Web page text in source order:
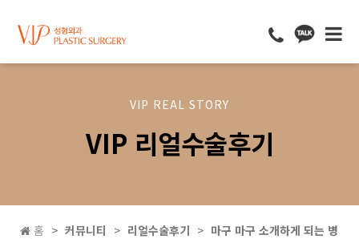
VIP REAL STORY
VIP 리얼수술후기
홈 커뮤니티 리얼수술후기
마구 마구 소개하게 되는 병